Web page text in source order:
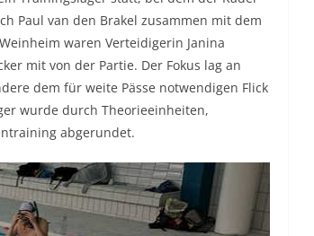
Paul van den Brakel zusammen mit dem
waren Verteidigerin Janina
mit von der Partie. Der Fokus lag an
dem für weite Pässe notwendigen Flick
wurde durch Theorieeinheiten,
abgerundet.